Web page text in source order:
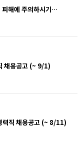
해에 주의하시기
채용공고 (~ 9/1)
력직 채용공고 (~ 8/11)